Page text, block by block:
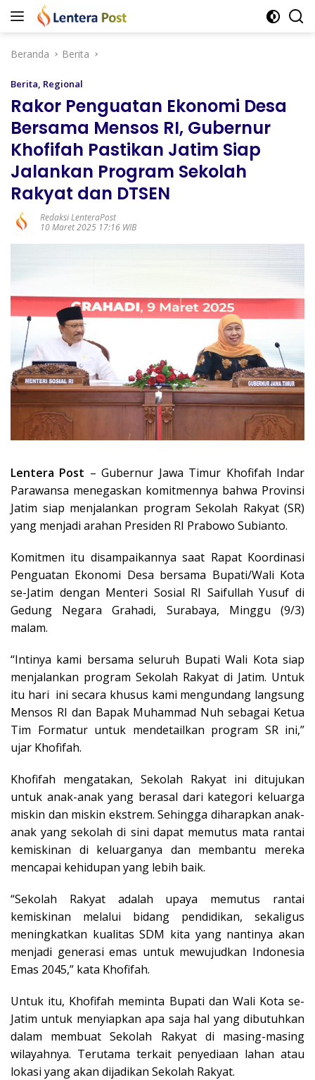
Langsung
Beranda
Berita
Berita, Regional
Rakor Penguatan Ekonomi Desa
Bersama Mensos RI, Gubernur
Khofifah Pastikan Jatim Siap
Jalankan Program Sekolah
Rakyat dan DTSEN
Redaksi LenteraPost
10 Maret 2025 17:16 WIB
Lentera Post – Gubernur Jawa Timur Khofifah Indar
Parawansa menegaskan komitmennya bahwa Provinsi
Jatim siap menjalankan program Sekolah Rakyat (SR)
yang menjadi arahan Presiden RI Prabowo Subianto.
Komitmen itu disampaikannya saat Rapat Koordinasi
Penguatan Ekonomi Desa bersama Bupati/Wali Kota
se-Jatim dengan Menteri Sosial RI Saifullah Yusuf di
Gedung Negara Grahadi, Surabaya, Minggu (9/3)
malam.
“Intinya kami bersama seluruh Bupati Wali Kota siap
menjalankan program Sekolah Rakyat di Jatim. Untuk
itu hari ini secara khusus kami mengundang langsung
Mensos RI dan Bapak Muhammad Nuh sebagai Ketua
Tim Formatur untuk mendetailkan program SR ini,”
ujar Khofifah.
Khofifah mengatakan, Sekolah Rakyat ini ditujukan
untuk anak-anak yang berasal dari kategori keluarga
miskin dan miskin ekstrem. Sehingga diharapkan anak-
anak yang sekolah di sini dapat memutus mata rantai
kemiskinan di keluarganya dan membantu mereka
mencapai kehidupan yang lebih baik.
“Sekolah Rakyat adalah upaya memutus rantai
kemiskinan melalui bidang pendidikan, sekaligus
meningkatkan kualitas SDM kita yang nantinya akan
menjadi generasi emas untuk mewujudkan Indonesia
Emas 2045,” kata Khofifah.
Untuk itu, Khofifah meminta Bupati dan Wali Kota se-
Jatim untuk menyiapkan apa saja hal yang dibutuhkan
dalam membuat Sekolah Rakyat di masing-masing
wilayahnya. Terutama terkait penyediaan lahan atau
lokasi yang akan dijadikan Sekolah Rakyat.